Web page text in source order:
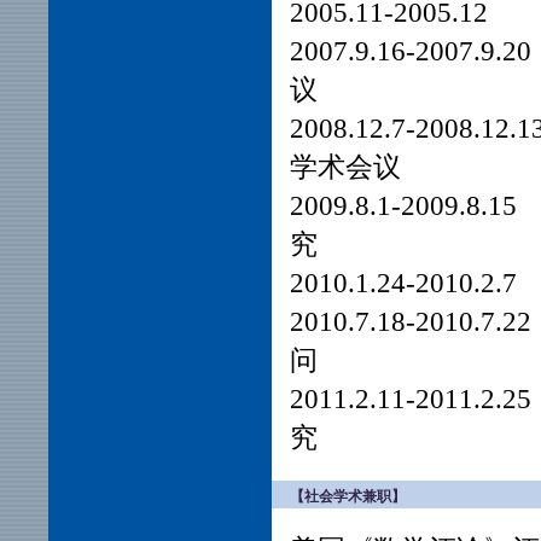
2005.11-
2007.9.16-
议
2008.12.7-
学术会议
2009.8.1-
究
2010.1.24-
2010.7.18-
问
2011.2.11-
究
【社会学术兼职】